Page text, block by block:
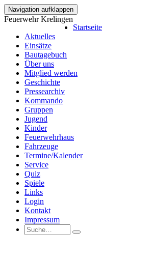
Navigation aufklappen
Feuerwehr Krelingen
Startseite
Aktuelles
Einsätze
Bautagebuch
Über uns
Mitglied werden
Geschichte
Pressearchiv
Kommando
Gruppen
Jugend
Kinder
Feuerwehrhaus
Fahrzeuge
Termine/Kalender
Service
Quiz
Spiele
Links
Login
Kontakt
Impressum